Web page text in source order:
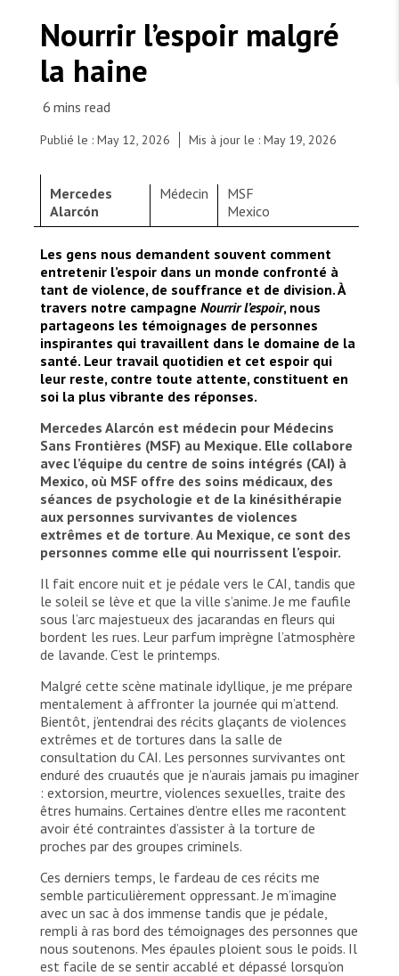
Les États négligent leur obligation de protéger les
personnes civiles et les services de santé en temps
de guerre
Séismes au Venezuela : conséquences et intervention
Dons des fondations
Partenariat d’entreprise
MSF l'entrepôt. Un cadeau qui en dit long.
Les Amis de MSF
Devenez bénévoles au Canada
Travailler avec MSF
Travailler à l’étranger
Travailler au Canada
Nous recrutons : Logisticien ou logisticienne
technique
Nourrir l’espoir malgré
la haine
Publié le : May 12, 2026 Mis à jour le : May 19, 2026
Mercedes
Alarcón
Médecin
MSF
Mexico
Les gens nous demandent souvent comment
entretenir l’espoir dans un monde confronté à
tant de violence, de souffrance et de division. À
travers notre campagne Nourrir l’espoir, nous
partageons les témoignages de personnes
inspirantes qui travaillent dans le domaine de la
santé. Leur travail quotidien et cet espoir qui
leur reste, contre toute attente, constituent en
soi la plus vibrante des réponses.
Mercedes Alarcón est médecin pour Médecins
Sans Frontières (MSF) au Mexique. Elle collabore
avec l’équipe du centre de soins intégrés (CAI) à
Mexico, où MSF offre des soins médicaux, des
séances de psychologie et de la kinésithérapie
aux personnes survivantes de violences
extrêmes et de torture. Au Mexique, ce sont des
personnes comme elle qui nourrissent l’espoir.
Il fait encore nuit et je pédale vers le CAI, tandis que
le soleil se lève et que la ville s’anime. Je me faufile
sous l’arc majestueux des jacarandas en fleurs qui
bordent les rues. Leur parfum imprègne l’atmosphère
de lavande. C’est le printemps.
Malgré cette scène matinale idyllique, je me prépare
mentalement à affronter la journée qui m’attend.
Bientôt, j’entendrai des récits glaçants de violences
extrêmes et de tortures dans la salle de
consultation du CAI. Les personnes survivantes ont
enduré des cruautés que je n’aurais jamais pu imaginer
: extorsion, meurtre, violences sexuelles, traite des
êtres humains. Certaines d’entre elles me racontent
avoir été contraintes d’assister à la torture de
proches par des groupes criminels.
Ces derniers temps, le fardeau de ces récits me
semble particulièrement oppressant. Je m’imagine
avec un sac à dos immense tandis que je pédale,
rempli à ras bord des témoignages des personnes que
nous soutenons. Mes épaules ploient sous le poids. Il
est facile de se sentir accablé et dépassé lorsqu’on